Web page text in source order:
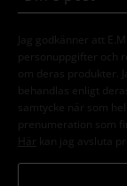
Jag godkänner att
personuppgifter och
om deras
behandlas enligt deras
samtycke när som
prenumeration som
Här kan jag avsluta